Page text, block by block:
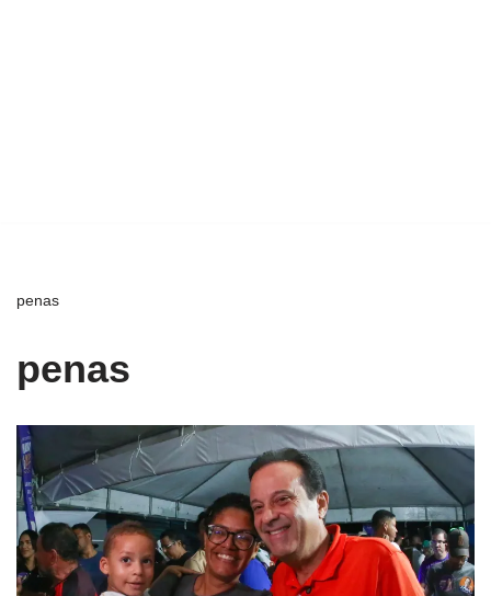
penas
penas